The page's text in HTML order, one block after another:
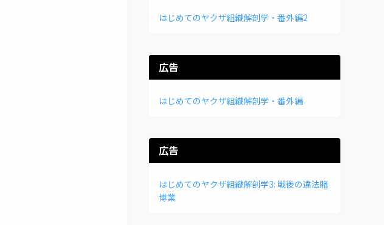
はじめてのヤクザ組織解剖学・番外編2
広告
はじめてのヤクザ組織解剖学・番外編
広告
はじめてのヤクザ組織解剖学3: 戦後の違法賭
博業